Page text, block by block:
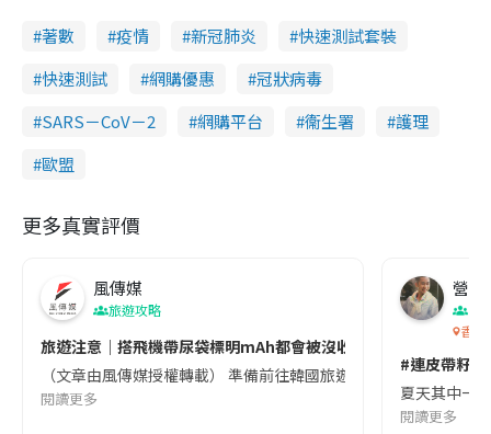
著數 疫情 新冠肺炎
快速測試套裝
快速測試
網購優惠
冠狀病毒
SARS－CoV－2
網購平台 衞生署
護理
歐盟
更多真實評價
風傳媒
旅遊攻略
旅遊注意｜搭飛機帶尿袋標明mAh都會被沒收😱出發前切記檢查
（文章由風傳媒授權轉載） 準備前往韓國旅遊的民眾，近期要
閱讀更多
營養
香港
#連皮帶籽
夏天其中一
閱讀更多